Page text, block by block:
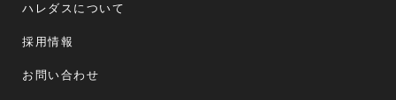
ハレダスについて
採用情報
お問い合わせ